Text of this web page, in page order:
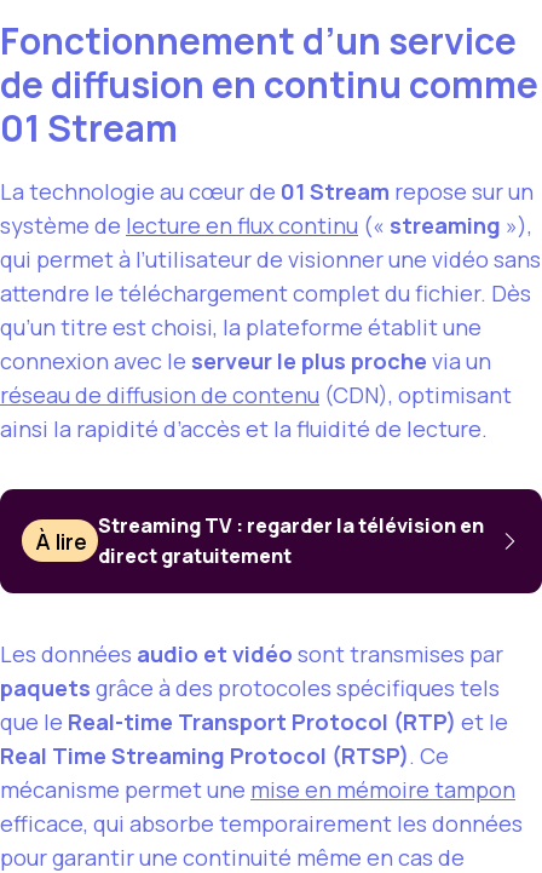
Fonctionnement d’un service
de diffusion en continu comme
01 Stream
La technologie au cœur de 01 Stream repose sur un
système de lecture en flux continu (« streaming »),
qui permet à l’utilisateur de visionner une vidéo sans
attendre le téléchargement complet du fichier. Dès
qu’un titre est choisi, la plateforme établit une
connexion avec le serveur le plus proche via un
réseau de diffusion de contenu (CDN), optimisant
ainsi la rapidité d’accès et la fluidité de lecture.
À lire
Streaming TV : regarder la télévision en
direct gratuitement
Les données audio et vidéo sont transmises par
paquets grâce à des protocoles spécifiques tels
que le Real-time Transport Protocol (RTP) et le
Real Time Streaming Protocol (RTSP). Ce
mécanisme permet une mise en mémoire tampon
efficace, qui absorbe temporairement les données
pour garantir une continuité même en cas de